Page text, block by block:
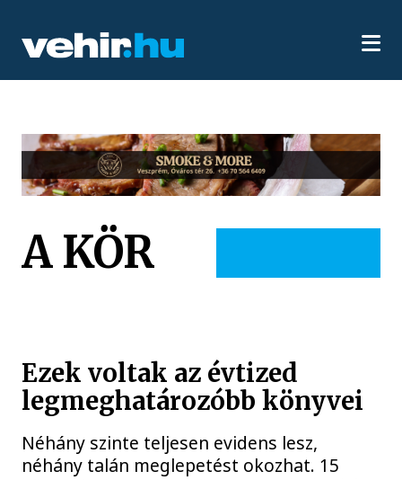
A KÖR
Ezek voltak az évtized
legmeghatározóbb könyvei
Néhány szinte teljesen evidens lesz,
néhány talán meglepetést okozhat. 15